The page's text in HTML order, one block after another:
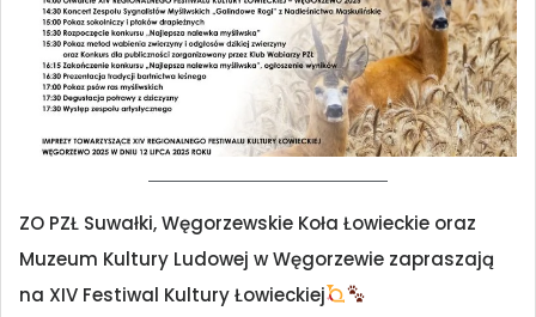
ZO PZŁ Suwałki, Węgorzewskie Koła Łowieckie oraz
Muzeum Kultury Ludowej w Węgorzewie zapraszają
na XIV Festiwal Kultury Łowieckiej